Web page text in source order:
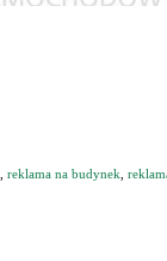
reklama na budynek